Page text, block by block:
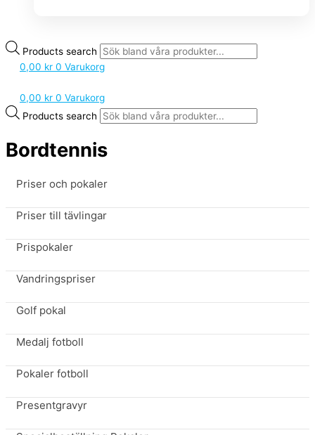
Products search
0,00 kr 0 Varukorg
0,00 kr 0 Varukorg
Products search
Bordtennis
Priser och pokaler
Priser till tävlingar
Prispokaler
Vandringspriser
Golf pokal
Medalj fotboll
Pokaler fotboll
Presentgravyr